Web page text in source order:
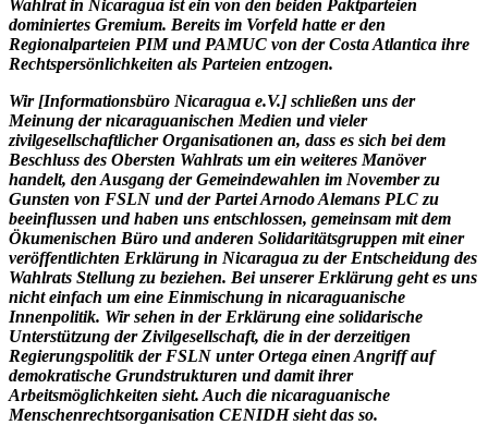
Wahlrat in Nicaragua ist ein von den beiden Paktparteien
dominiertes Gremium. Bereits im Vorfeld hatte er den
Regionalparteien PIM und PAMUC von der Costa Atlantica ihre
Rechtspersönlichkeiten als Parteien entzogen.
Wir [Informationsbüro Nicaragua e.V.] schließen uns der
Meinung der nicaraguanischen Medien und vieler
zivilgesellschaftlicher Organisationen an, dass es sich bei dem
Beschluss des Obersten Wahlrats um ein weiteres Manöver
handelt, den Ausgang der Gemeindewahlen im November zu
Gunsten von FSLN und der Partei Arnodo Alemans PLC zu
beeinflussen und haben uns entschlossen, gemeinsam mit dem
Ökumenischen Büro und anderen Solidaritätsgruppen mit einer
veröffentlichten Erklärung in Nicaragua zu der Entscheidung des
Wahlrats Stellung zu beziehen. Bei unserer Erklärung geht es uns
nicht einfach um eine Einmischung in nicaraguanische
Innenpolitik. Wir sehen in der Erklärung eine solidarische
Unterstützung der Zivilgesellschaft, die in der derzeitigen
Regierungspolitik der FSLN unter Ortega einen Angriff auf
demokratische Grundstrukturen und damit ihrer
Arbeitsmöglichkeiten sieht. Auch die nicaraguanische
Menschenrechtsorganisation CENIDH sieht das so.